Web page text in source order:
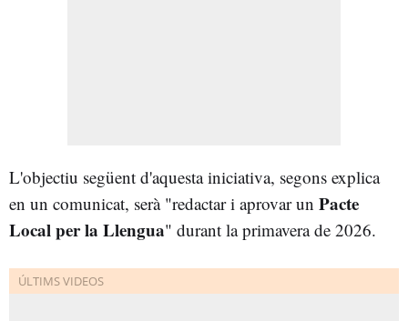
L'objectiu següent d'aquesta iniciativa, segons explica
en un comunicat, serà "redactar i aprovar un Pacte
Local per la Llengua" durant la primavera de 2026.